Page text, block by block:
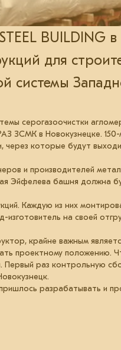
BUILDING
для
серогазоочистки
ЗСМК в Новокузнецке.
через которые будут
и производителей
Эйфелева башня должна
Каждую из них
на своей
крайне важным
проектному положению.
раз контрольную
разрабатывать и